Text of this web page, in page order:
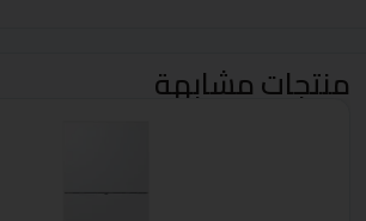
منتجات مشابهة